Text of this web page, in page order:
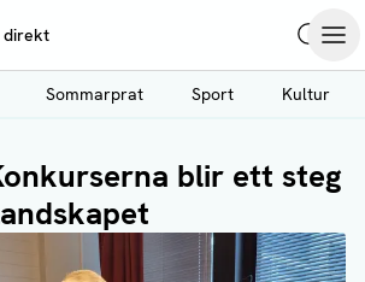
direkt
Sommarprat Sport Kultur
blir ett steg